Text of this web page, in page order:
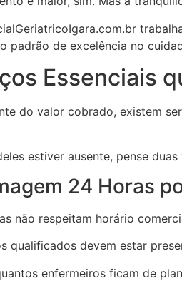
padrão de excelência no
Essenciais
do valor cobrado, existem
estiver ausente, pense
24 Horas
não respeitam horário
qualificados devem estar
enfermeiros ficam de